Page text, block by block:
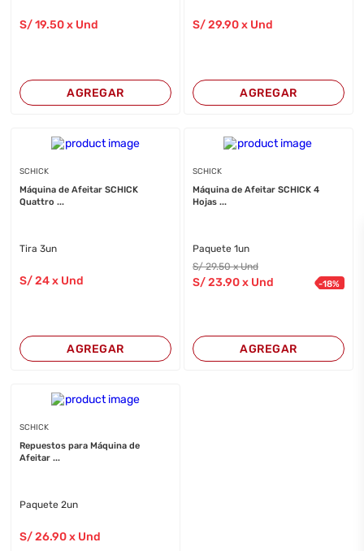
S/19.50 x Und
AGREGAR
S/29.90x Und
AGREGAR
SCHICK
Máquina de Afeitar SCHICK
Quattro ...
Tira 3un
S/24 x Und
AGREGAR
SCHICK
Máquina de Afeitar SCHICK 4
Hojas ...
Paquete 1un
S/29.50 x Und
S/23.90x Und -18%
AGREGAR
SCHICK
Repuestos para Máquina de
Afeitar ...
Paquete 2un
S/26.90 x Und